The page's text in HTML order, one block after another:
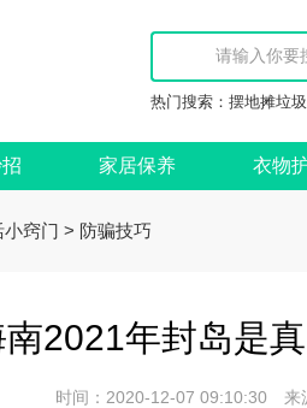
热门搜索： 摆地摊垃
家居保养 衣物
窍门 > 防骗技巧
2021年封岛是
时间：2020-12-07 09:10:30